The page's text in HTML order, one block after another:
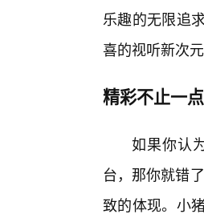
乐趣的无限追
喜的视听新次元
精彩不止一
如果你认
台，那你就错
致的体现。小